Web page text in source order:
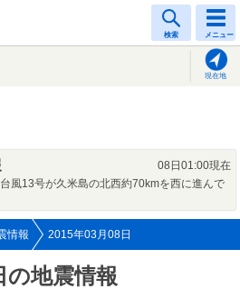
検索 メニュー
現在地
08日01:00現在
風13号が久米島の北西約70kmを西に進んで
情報 2015年03月08日
の地震情報